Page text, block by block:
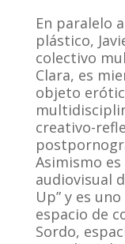
En paralelo
plástico,
colectivo
Clara, es
objeto
creativo-
Asimismo
audiovisual
Up” y es
espacio de
Sordo,